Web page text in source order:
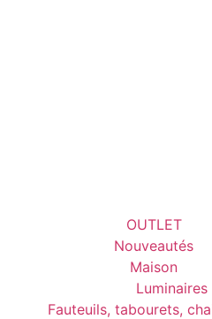
OUTLET
Nouveautés
Maison
Luminaires
Fauteuils, tabourets,